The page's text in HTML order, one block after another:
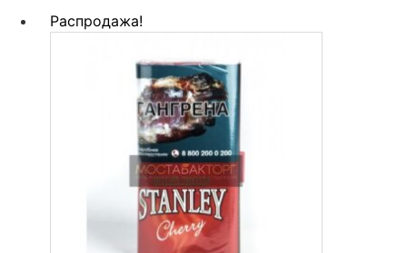
составляла
Распродажа!